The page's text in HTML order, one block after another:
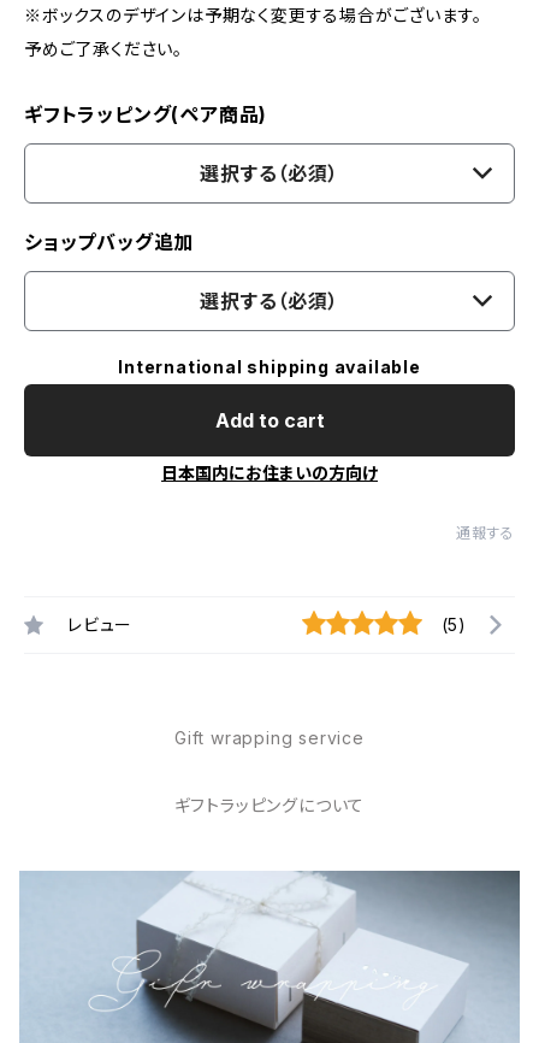
※ボックスのデザインは予期なく変更する場合がございます。
予めご了承ください。
ギフトラッピング(ペア商品)
選択する（必須）
ショップバッグ追加
選択する（必須）
International shipping available
Add to cart
日本国内にお住まいの方向け
通報する
レビュー (5)
Gift wrapping service
ギフトラッピングについて